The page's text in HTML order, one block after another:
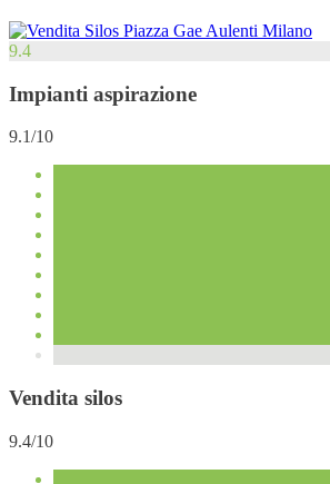
9.4
Impianti aspirazione
9.1/10
Vendita silos
9.4/10